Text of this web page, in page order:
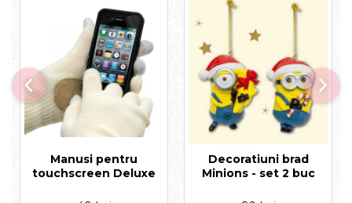
Manusi pentru
touchscreen Deluxe
Decoratiuni brad
Minions - set 2 buc